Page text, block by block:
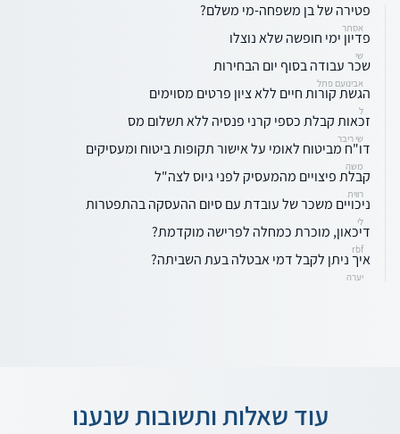
פטירה של בן משפחה-מי משלם?
אסתר
פדיון ימי חופשה שלא נוצלו
שי
שכר עבודה בסוף יום הבחירות
אבינועם פתל
הגשת קורות חיים ללא ציון פרטים מסוימים
ל
זכאות קבלת כספי קרני פנסיה ללא תשלום מס
שי ריבר
דו"ח מביטוח לאומי על אישור תקופות ביטוח ומעסיקים
משה
קבלת פיצויים מהמעסיק לפני גיוס לצה"ל
רווית
ניכויים משכר של עובדת עם סיום ההעסקה בהתפטרות
לי
דיכאון, מוכרת כמחלה לפרישה מוקדמת?
rbf
איך ניתן לקבל דמי אבטלה בעת השביתה?
יערה
עוד שאלות ותשובות שנענו